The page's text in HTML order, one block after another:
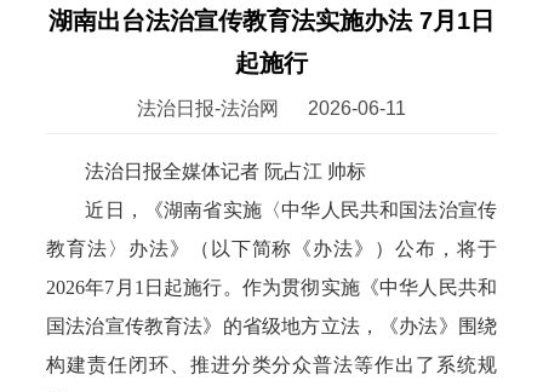
湖南出台法治宣传教育法实施办法 7月1日
起施行
法治日报-法治网 2026-06-11
法治日报全媒体记者 阮占江 帅标
近日，《湖南省实施〈中华人民共和国法治宣传
教育法〉办法》（以下简称《办法》）公布，将于
2026年7月1日起施行。作为贯彻实施《中华人民共和
国法治宣传教育法》的省级地方立法，《办法》围绕
构建责任闭环、推进分类分众普法等作出了系统规